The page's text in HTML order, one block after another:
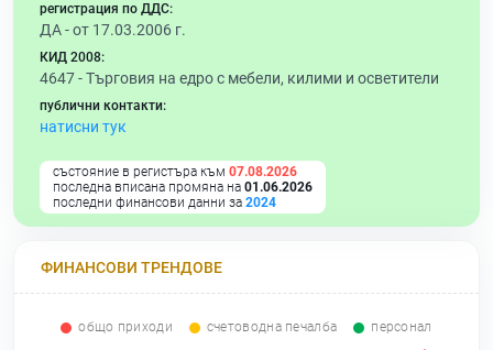
регистрация по ДДС:
ДА - от 17.03.2006 г.
КИД 2008:
4647 -Търговия на едро с мебели, килими и осветители
публични контакти:
натисни тук
състояние в регистъра към 07.08.2026
последна вписана промяна на 01.06.2026
последни финансови данни за 2024
ФИНАНСОВИ ТРЕНДОВЕ
общо приходи счетоводна печалба персонал